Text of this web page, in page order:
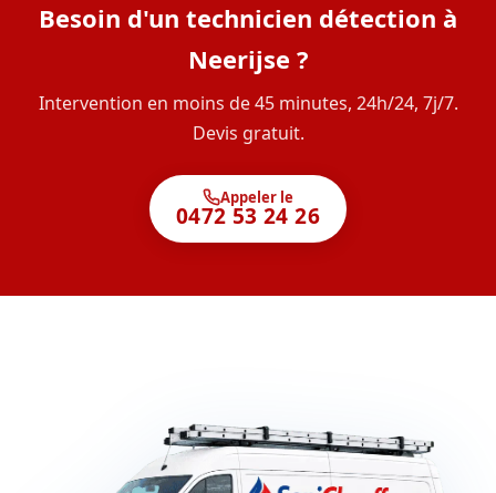
Besoin d'un technicien détection à
Neerijse ?
Intervention en moins de 45 minutes, 24h/24, 7j/7.
Devis gratuit.
Appeler le
0472 53 24 26